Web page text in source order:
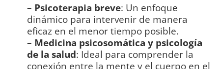
– Psicoterapia breve: Un enfoque
dinámico para intervenir de manera
eficaz en el menor tiempo posible.
– Medicina psicosomática y psicología
de la salud: Ideal para comprender la
conexión entre la mente y el cuerpo en el